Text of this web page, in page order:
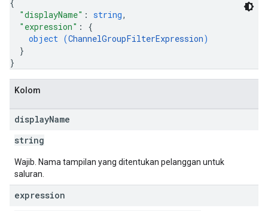
{
"displayName" : string,
"expression" : {
object (ChannelGroupFilterExpression)
}
}
Kolom
displayName
string
Wajib. Nama tampilan yang ditentukan pelanggan untuk
saluran.
expression